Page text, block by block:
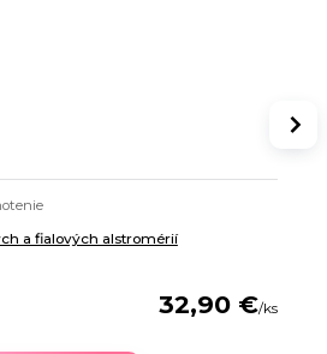
a fialových alstromérií
32,90 €/ks